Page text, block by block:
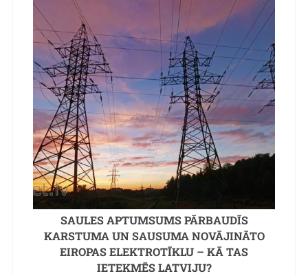
SAULES APTUMSUMS PĀRBAUDĪS
KARSTUMA UN SAUSUMA NOVĀJINĀTO
EIROPAS ELEKTROTĪKLU – KĀ TAS
IETEKMĒS LATVIJU?